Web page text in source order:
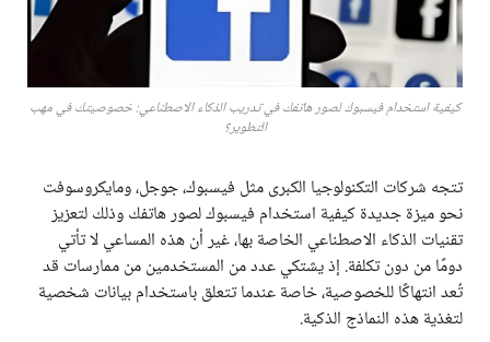
كيفية استخدام فيسبوك لصور هاتفك في تدريب الذكاء الاصطناعي: خصوصيتك في مهب
التطوير؟
تتجه شركات التكنولوجيا الكبرى مثل فيسبوك، جوجل، ومايكروسوفت
نحو ميزة جديدة كيفية استخدام فيسبوك لصور هاتفك وذلك لتعزيز
تقنيات الذكاء الاصطناعي الخاصة بها، غير أن هذه المساعي لا تأتي
دومًا من دون تكلفة. إذ يشتكي عدد من المستخدمين من ممارسات قد
تُعد انتهاكًا للخصوصية، خاصة عندما تتعلق باستخدام بيانات شخصية
لتغذية هذه النماذج الذكية.